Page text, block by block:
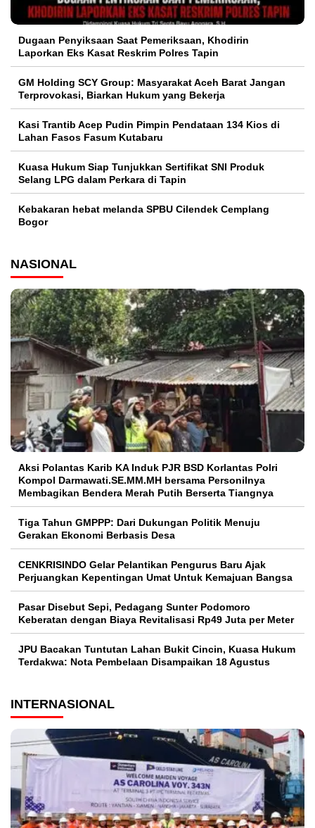
Dugaan Penyiksaan Saat Pemeriksaan, Khodirin
Laporkan Eks Kasat Reskrim Polres Tapin
GM Holding SCY Group: Masyarakat Aceh Barat Jangan
Terprovokasi, Biarkan Hukum yang Bekerja
Kasi Trantib Acep Pudin Pimpin Pendataan 134 Kios di
Lahan Fasos Fasum Kutabaru
Kuasa Hukum Siap Tunjukkan Sertifikat SNI Produk
Selang LPG dalam Perkara di Tapin
Kebakaran hebat melanda SPBU Cilendek Cemplang
Bogor
NASIONAL
Aksi Polantas Karib KA Induk PJR BSD Korlantas Polri
Kompol Darmawati.SE.MM.MH bersama Personilnya
Membagikan Bendera Merah Putih Berserta Tiangnya
Tiga Tahun GMPPP: Dari Dukungan Politik Menuju
Gerakan Ekonomi Berbasis Desa
CENKRISINDO Gelar Pelantikan Pengurus Baru Ajak
Perjuangkan Kepentingan Umat Untuk Kemajuan Bangsa
Pasar Disebut Sepi, Pedagang Sunter Podomoro
Keberatan dengan Biaya Revitalisasi Rp49 Juta per Meter
JPU Bacakan Tuntutan Lahan Bukit Cincin, Kuasa Hukum
Terdakwa: Nota Pembelaan Disampaikan 18 Agustus
INTERNASIONAL